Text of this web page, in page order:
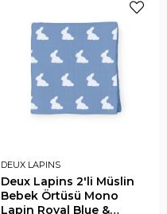
DEUX LAPINS
Deux Lapins 2'li Müslin
Bebek Örtüsü Mono
Lapin Royal Blue &